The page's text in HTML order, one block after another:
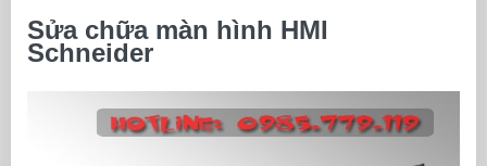
Sửa chữa màn hình HMI
Schneider